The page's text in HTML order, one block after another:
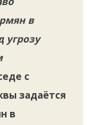
в
угрозу
с
задаётся
в